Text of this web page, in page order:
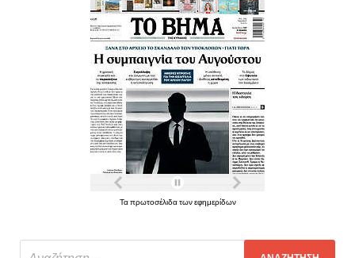
Τα πρωτοσέλιδα των εφημερίδων